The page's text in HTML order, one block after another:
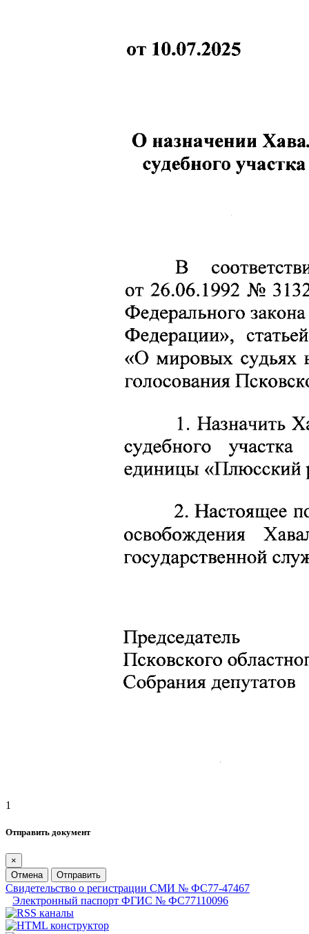
1
Отправить документ
×
Отмена
Отправить
Свидетельство о регистрации СМИ № ФС77-47467
Электронный паспорт ФГИС № ФС77110096